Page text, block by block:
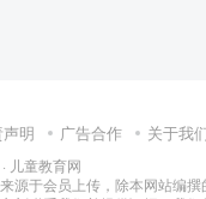
明 广告合作 关于我
儿童教育网
源于会员上传，除本网站编